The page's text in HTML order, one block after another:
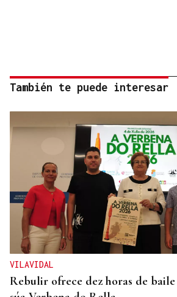
También te puede interesar
VILAVIDAL
Rebulir ofrece dez horas de